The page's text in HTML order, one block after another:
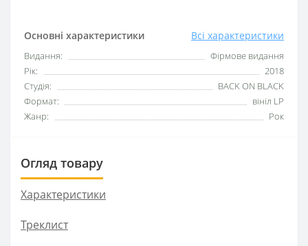
Основні характеристики Всі характеристики
Видання:
Фірмове видання
Рік:
2018
Студія:
BACK ON BLACK
Формат:
вініл LP
Жанр:
Рок
Огляд товару
Характеристики
Треклист